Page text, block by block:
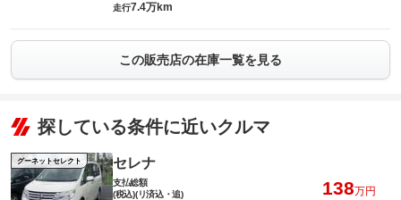
走行7.4万km
この販売店の在庫一覧を見る
探している条件に近いクルマ
グーネットセレクト セレナ
支払総額
(税込)(リ済込・追)
138万円